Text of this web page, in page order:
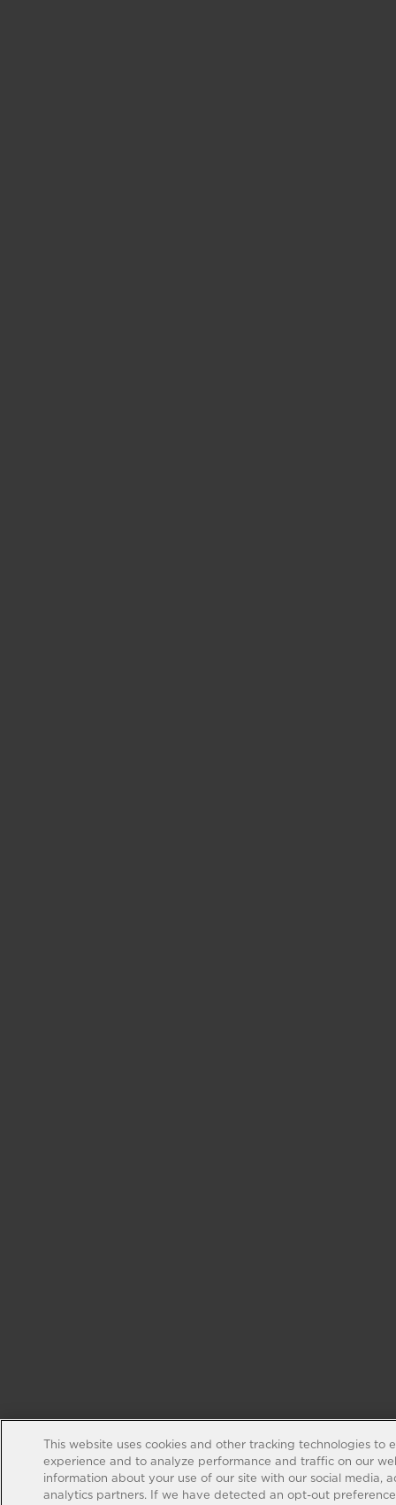
This website uses cookies and other tracking technologies to
experience and to analyze performance and traffic on our
information about your use of our site with our social media,
analytics partners. If we have detected an opt-out